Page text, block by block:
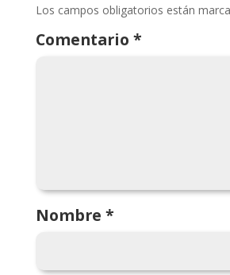
Los campos obligatorios están
Comentario *
Nombre *